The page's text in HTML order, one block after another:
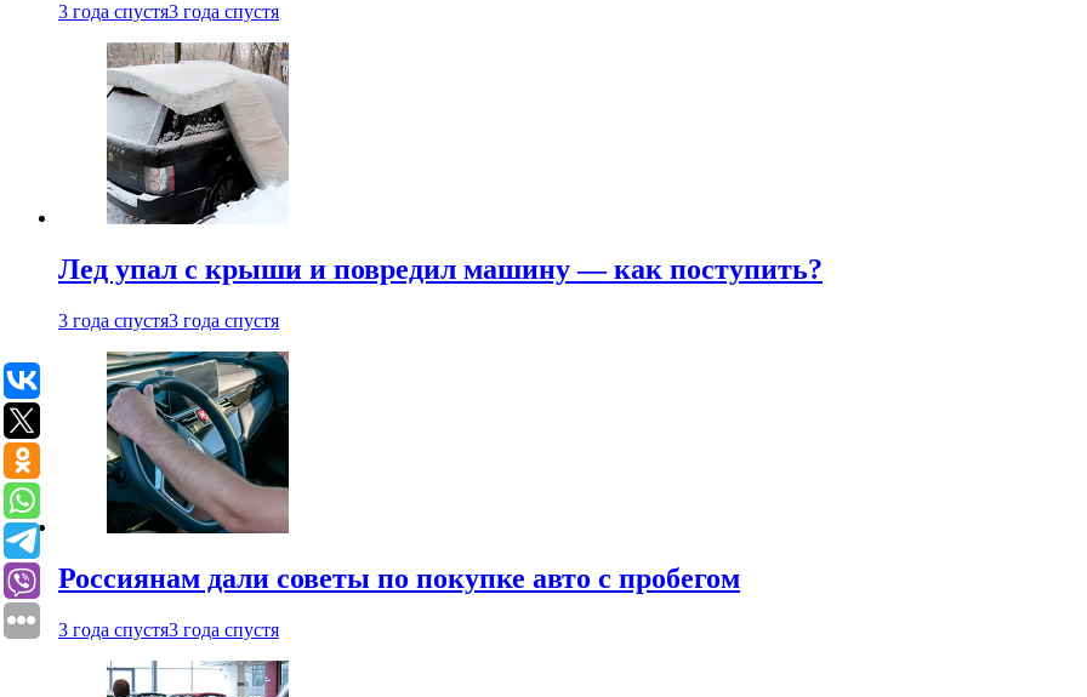
3 года спустя3 года спустя
Лед упал с крыши и повредил машину — как поступить?
3 года спустя3 года спустя
Россиянам дали советы по покупке авто с пробегом
3 года спустя3 года спустя